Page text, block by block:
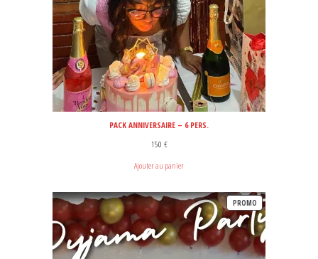
PACK ANNIVERSAIRE – 6 PERS.
150 €
Ajouter au panier
PROMOPRODUIT
EN
PROMOTION